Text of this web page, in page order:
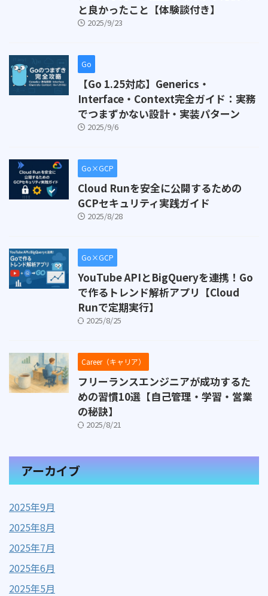
と良かったこと【体験談付き】
2025/9/23
Go
【Go 1.25対応】Generics・
Interface・Context完全ガイド：実務
でつまずかない設計・実装パターン
2025/9/6
Go×GCP
Cloud Runを安全に公開するための
GCPセキュリティ実践ガイド
2025/8/28
Go×GCP
YouTube APIとBigQueryを連携！Go
で作るトレンド解析アプリ【Cloud
Runで定期実行】
2025/8/25
Career（キャリア）
フリーランスエンジニアが成功するた
めの習慣10選【自己管理・学習・営業
の秘訣】
2025/8/21
アーカイブ
2025年9月
2025年8月
2025年7月
2025年6月
2025年5月